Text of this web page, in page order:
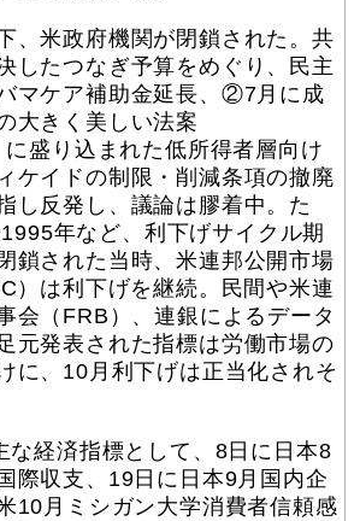
、米政府機関が閉鎖された。共
したつなぎ予算をめぐり、民主
マケア補助金延長、②7月に成
大きく美しい法案
に盛り込まれた低所得者層向け
ケイドの制限・削減条項の撤廃
反発し、議論は膠着中。た
年など、利下げサイクル期
鎖された当時、米連邦公開市場
）は利下げを継続。民間や米連
会（FRB）、連銀によるデータ
元発表された指標は労働市場の
に、10月利下げは正当化されそ
な経済指標として、8日に日本8
際収支、19日に日本9月国内企
10月ミシガン大学消費者信頼感